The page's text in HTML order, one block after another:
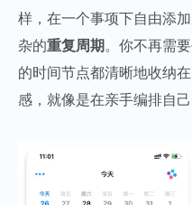
样，在一个事项下自由添加
杂的重复周期 。你不再需
的时间节点都清晰地收纳
感，就像是在亲手编排自己